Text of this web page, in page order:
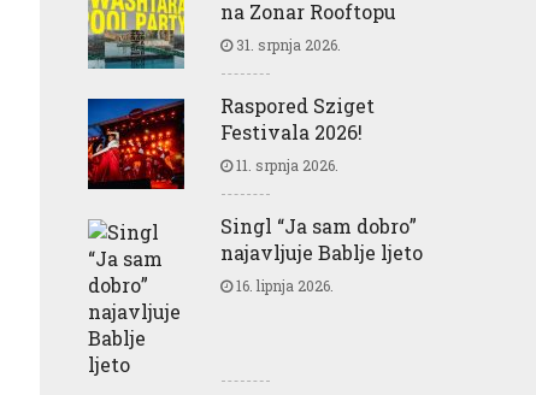
na Zonar Rooftopu
31. srpnja 2026.
Raspored Sziget
Festivala 2026!
11. srpnja 2026.
Singl “Ja sam dobro”
najavljuje Bablje ljeto
16. lipnja 2026.